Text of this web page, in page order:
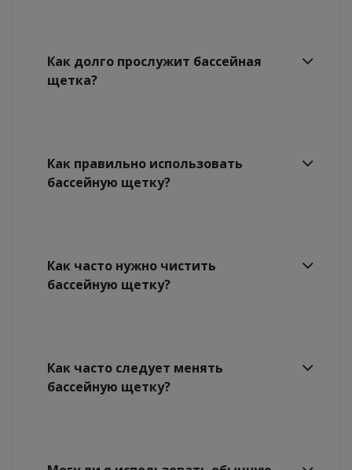
Как долго прослужит бассейная
щетка?
Как правильно использовать
бассейную щетку?
Как часто нужно чистить
бассейную щетку?
Как часто следует менять
бассейную щетку?